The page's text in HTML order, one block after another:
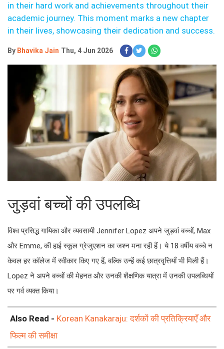
in their hard work and achievements throughout their
academic journey. This moment marks a new chapter
in their lives, showcasing their dedication and success.
By Bhavika Jain Thu, 4 Jun 2026
जुड़वां बच्चों की उपलब्धि
विश्व प्रसिद्ध गायिका और व्यवसायी Jennifer Lopez अपने जुड़वां बच्चों, Max
और Emme, की हाई स्कूल ग्रेजुएशन का जश्न मना रही हैं। ये 18 वर्षीय बच्चे न
केवल हर कॉलेज में स्वीकार किए गए हैं, बल्कि उन्हें कई छात्रवृत्तियाँ भी मिली हैं।
Lopez ने अपने बच्चों की मेहनत और उनकी शैक्षणिक यात्रा में उनकी उपलब्धियों
पर गर्व व्यक्त किया।
Also Read - Korean Kanakaraju: दर्शकों की प्रतिक्रियाएँ और
फिल्म की समीक्षा